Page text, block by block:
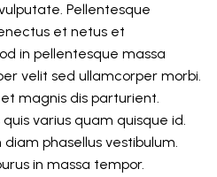
Pellentesque
et netus et
in pellentesque massa
velit sed ullamcorper morbi.
magnis dis parturient.
varius quam quisque id.
phasellus vestibulum.
in massa tempor.